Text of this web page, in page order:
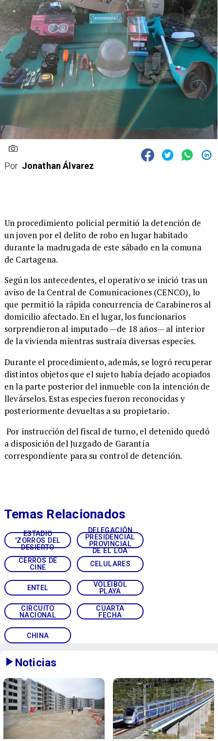
Por Jonathan Álvarez
​Un procedimiento policial permitió la detención de
un joven por el delito de robo en lugar habitado
durante la madrugada de este sábado en la comuna
de Cartagena.
​Según los antecedentes, el operativo se inició tras un
aviso de la Central de Comunicaciones (CENCO), lo
que permitió la rápida concurrencia de Carabineros al
domicilio afectado. En el lugar, los funcionarios
sorprendieron al imputado —de 18 años— al interior
de la vivienda mientras sustraía diversas especies.
​Durante el procedimiento, además, se logró recuperar
distintos objetos que el sujeto había dejado acopiados
en la parte posterior del inmueble con la intención de
llevárselos. Estas especies fueron reconocidas y
posteriormente devueltas a su propietario.
Por instrucción del fiscal de turno, el detenido quedó
a disposición del Juzgado de Garantía
correspondiente para su control de detención.
ESTADIO
'ZORROS DEL
DESIERTO
DELEGACIÓN
PRESIDENCIAL
PROVINCIAL
DE EL LOA
CERROS DE
CINE
CELULARES
ENTEL
VÓLEIBOL
PLAYA
CIRCUITO
NACIONAL
CUARTA
FECHA
CHINA
Temas Relacionados
Noticias